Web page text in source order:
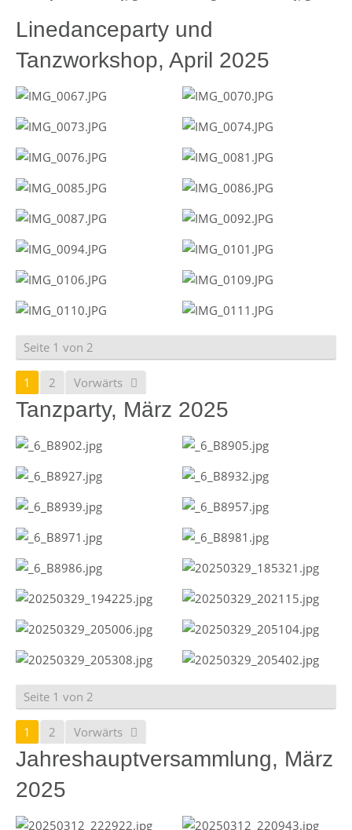
Linedanceparty und
Tanzworkshop, April 2025
Seite 1 von 2
1 2 Vorwärts
Tanzparty, März 2025
Seite 1 von 2
1 2 Vorwärts
Jahreshauptversammlung, März
2025